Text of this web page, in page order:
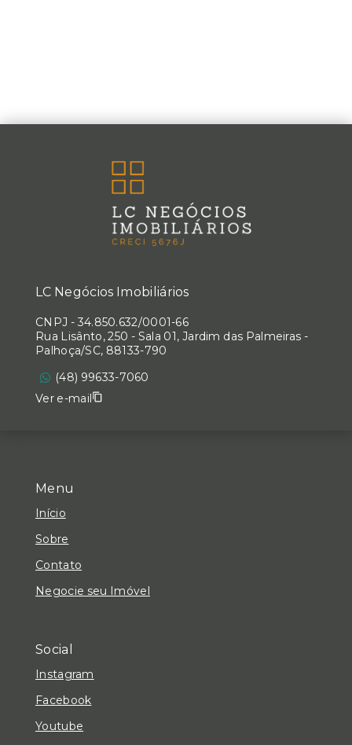
Menu
Início
Sobre
Contato
Negocie seu Imóvel
Social
Instagram
Facebook
Youtube
LC Negócios Imobiliários
CNPJ - 34.850.632/0001-66
Rua Lisânto, 250 - Sala 01, Jardim das Palmeiras -
Palhoça/SC, 88133-790
(48) 99633-7060
Ver e-mail